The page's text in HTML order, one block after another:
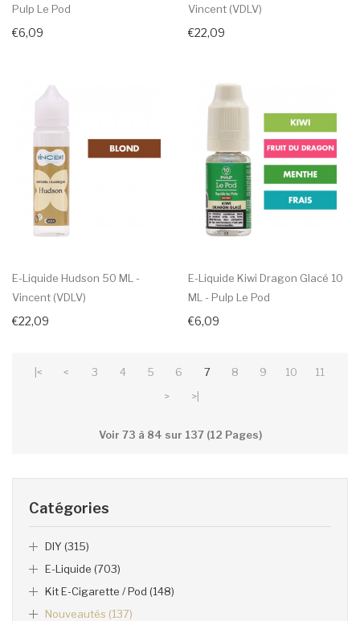
Catégories
DIY (315)
E-Liquide (703)
Kit E-Cigarette / Pod (148)
Nouveautés (137)
Pulp Le Pod
€6,09
Vincent (VDLV)
€22,09
E-Liquide Hudson 50 ML -
Vincent (VDLV)
€22,09
E-Liquide Kiwi Dragon Glacé 10
ML - Pulp Le Pod
€6,09
|< < 3 4 5 6 7 8 9 10
11
>
>|
Voir 73 à 84 sur 137 (12 Pages)